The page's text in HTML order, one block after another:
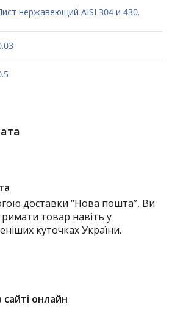
нержавеющий AISI 304 и 430.
доставки “Нова пошта”, Ви
товар навіть у
куточках України.
онлайн